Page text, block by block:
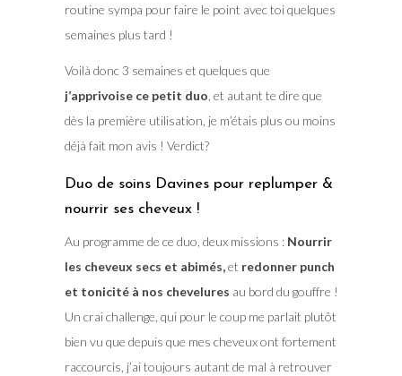
routine sympa pour faire le point avec toi quelques
semaines plus tard !
Voilà donc 3 semaines et quelques que
j’apprivoise ce petit duo , et autant te dire que
dès la première utilisation, je m’étais plus ou moins
déjà fait mon avis ! Verdict?
Duo de soins Davines pour replumper &
nourrir ses cheveux !
Au programme de ce duo, deux missions :Nourrir
les cheveux secs et abimés,et redonner punch
et tonicité à nos chevelures au bord du gouffre !
Un crai challenge, qui pour le coup me parlait plutôt
bien vu que depuis que mes cheveux ont fortement
raccourcis, j’ai toujours autant de mal à retrouver